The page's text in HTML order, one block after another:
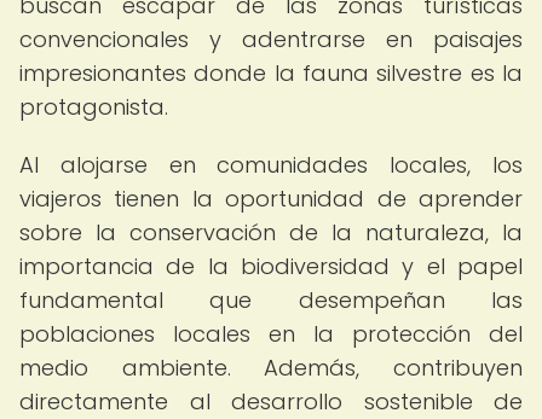
convencionales y adentrarse en paisajes
impresionantes donde la fauna silvestre es la
protagonista.
Al alojarse en comunidades locales, los
viajeros tienen la oportunidad de aprender
sobre la conservación de la naturaleza, la
importancia de la biodiversidad y el papel
fundamental que desempeñan las
poblaciones locales en la protección del
medio ambiente. Además, contribuyen
directamente al desarrollo sostenible de